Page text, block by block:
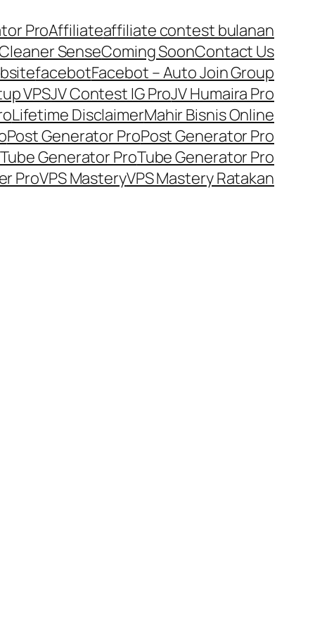
ProAffiliateaffiliate contest bulanan
SenseComing SoonContact Us
facebotFacebot – Auto Join Group
VPSJV Contest IG ProJV Humaira Pro
Lifetime DisclaimerMahir Bisnis Online
Post Generator ProPost Generator Pro
Tube Generator ProTube Generator Pro
ProVPS MasteryVPS Mastery Ratakan